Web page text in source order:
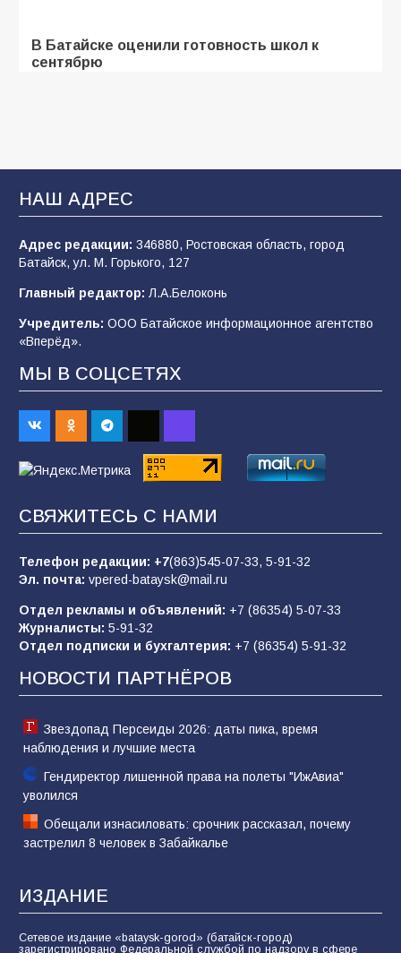
В Батайске оценили готовность школ к
сентябрю
образовательного кластера
106 05.08.2026
«Мобилизация или набор?» Что на самом
2026 года
101 03.08.2026
В Батайске продолжаются дорожные работы
98 04.08.2026
пропагандистский вброс
«Слухами Москву не возьмёшь»: почему
заявления Киева о мобилизации — это
отчаяние, а не разведка
81 02.08.2026
НАШ АДРЕС
Адрес редакции: 346880, Ростовская область, город
Батайск, ул. М. Горького, 127
Главный редактор: Л.А.Белоконь
Учредитель: ООО Батайское информационное агентство
«Вперёд».
МЫ В СОЦСЕТЯХ
СВЯЖИТЕСЬ С НАМИ
Телефон редакции: +7(863)545-07-33, 5-91-32
Эл. почта: vpered-bataysk@mail.ru
Отдел рекламы и объявлений: +7 (86354) 5-07-33
Журналисты: 5-91-32
Отдел подписки и бухгалтерия: +7 (86354) 5-91-32
НОВОСТИ ПАРТНЁРОВ
Звездопад Персеиды 2026: даты пика, время
наблюдения и лучшие места
Гендиректор лишенной права на полеты "ИжАвиа"
уволился
Обещали изнасиловать: срочник рассказал, почему
застрелил 8 человек в Забайкалье
ИЗДАНИЕ
Сетевое издание «bataysk-gorod» (батайск-город)
зарегистрировано Федеральной службой по надзору в сфере